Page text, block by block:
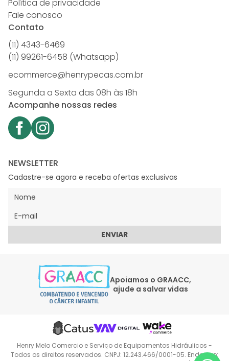
Política de privacidade
Fale conosco
Contato
(11) 4343-6469
(11) 99261-6458 (Whatsapp)
ecommerce@henrypecas.com.br
Segunda a Sexta das 08h às 18h
Acompanhe nossas redes
NEWSLETTER
Cadastre-se agora e receba ofertas exclusivas
ENVIAR
Apoiamos o GRAACC,
ajude a salvar vidas
Henry Melo Comercio e Serviço de Equipamentos Hidráulicos -
Todos os direitos reservados. CNPJ: 12.243.466/0001-05. Endereço: